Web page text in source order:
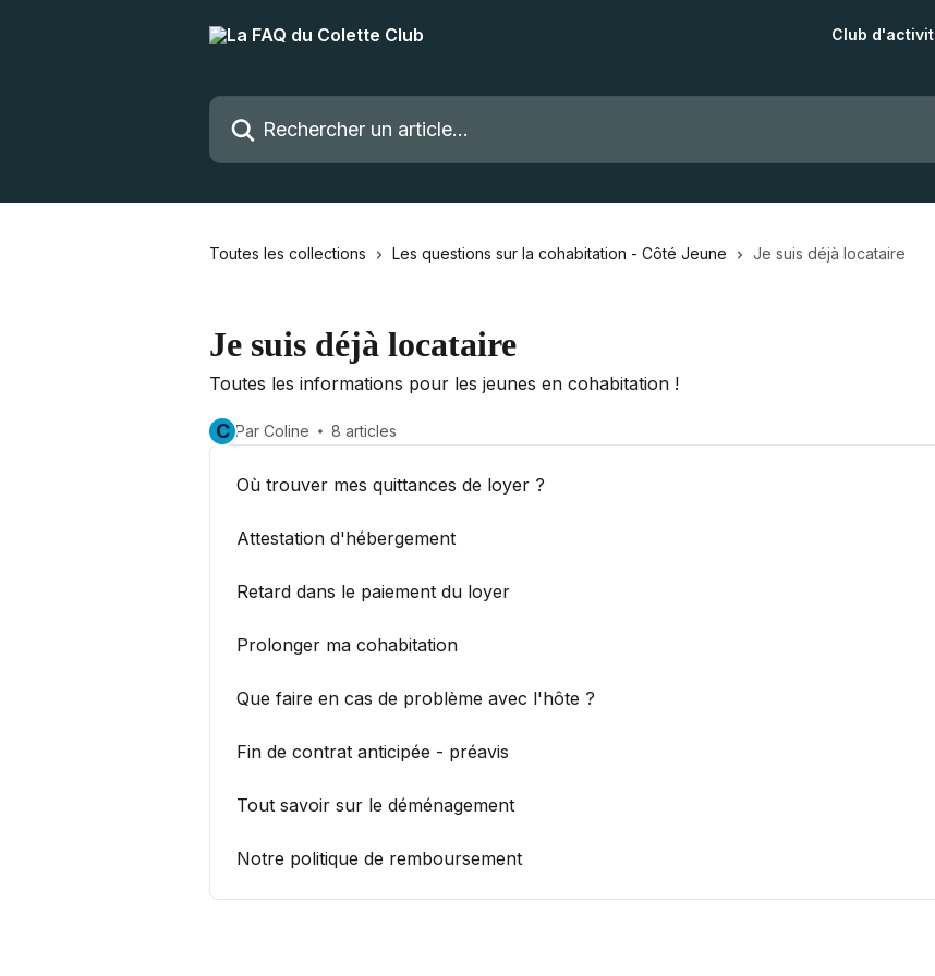
Club
Rechercher un article...
Toutes les collections Les questions sur la cohabitation - Côté Jeune Je suis déjà locataire
Je suis déjà locataire
Toutes les informations pour les jeunes en cohabitation !
C Par Coline 8 articles
Où trouver mes quittances de loyer ?
Attestation d'hébergement
Retard dans le paiement du loyer
Prolonger ma cohabitation
Que faire en cas de problème avec l'hôte ?
Fin de contrat anticipée - préavis
Tout savoir sur le déménagement
Notre politique de remboursement